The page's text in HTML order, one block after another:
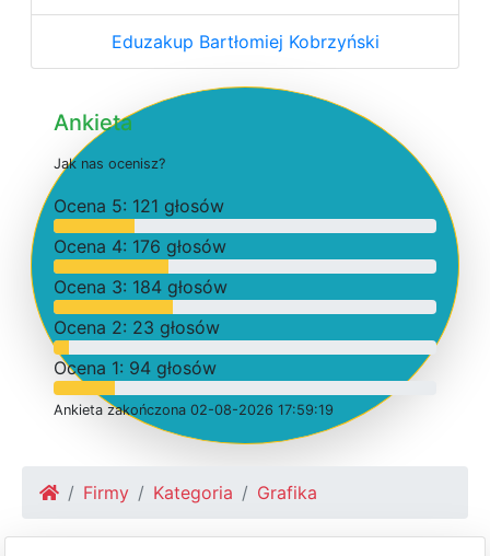
Eduzakup Bartłomiej Kobrzyński
Ankieta
Jak nas ocenisz?
Ocena 5: 121 głosów
Ocena 4: 176 głosów
Ocena 3: 184 głosów
Ocena 2: 23 głosów
Ocena 1: 94 głosów
Ankieta zakończona 02-08-2026 17:59:19
Firmy Kategoria Grafika